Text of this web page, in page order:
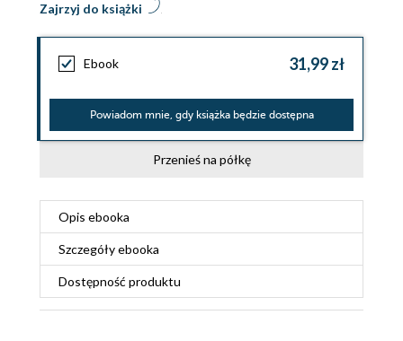
Zajrzyj do książki
Ebook 31,99 zł
Powiadom mnie, gdy książka będzie dostępna
Przenieś na półkę
Opis ebooka
Szczegółyebooka
Dostępność produktu